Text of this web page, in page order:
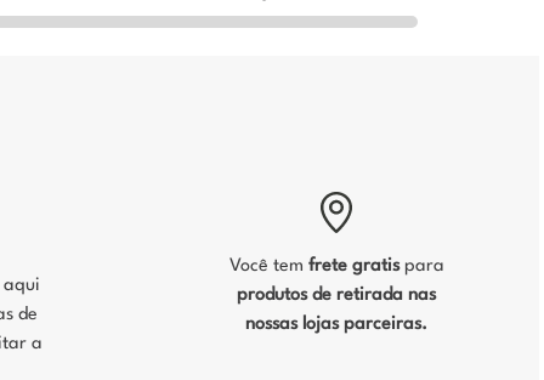
aqui
de
a
Você tem frete gratispara
produtos de retirada nas
nossas lojas parceiras.